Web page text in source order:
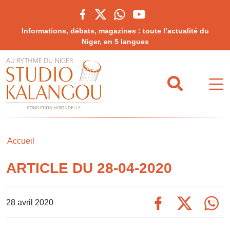
Informations, débats, magazines : toute l’actualité du
Niger, en 5 langues
Accueil
ARTICLE DU 28-04-2020
28 avril 2020